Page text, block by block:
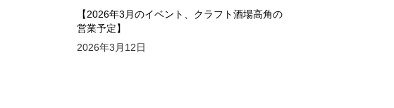
【2026年3月のイベント、クラフト酒場高角の
営業予定】
2026年3月12日